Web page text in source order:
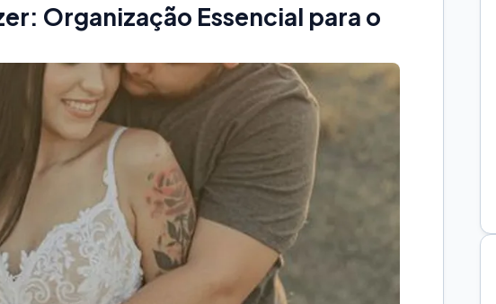
Organização Essencial para o